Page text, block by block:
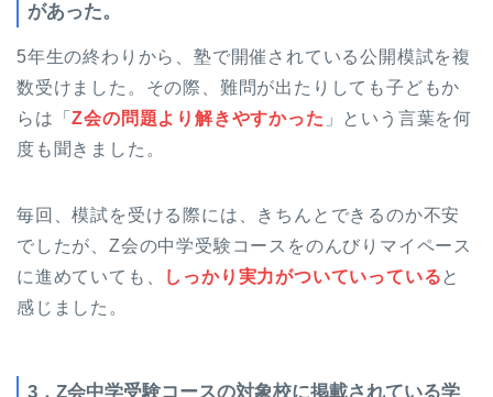
があった。
5年生の終わりから、塾で開催されている公開模試を複
数受けました。その際、難問が出たりしても子どもか
らは「Z会の問題より解きやすかった 」という言葉を何
度も聞きました。
毎回、模試を受ける際には、きちんとできるのか不安
でしたが、Z会の中学受験コースをのんびりマイペース
に進めていても、
しっかり実力がついていっている と
感じました。
3．Z会中学受験コースの対象校に掲載されている学